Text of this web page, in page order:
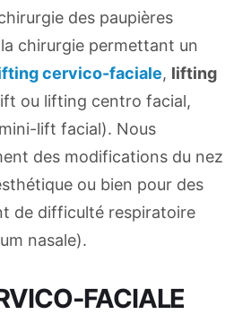
des paupières
chirurgie permettant un
cervico-faciale, lifting
ou lifting centro facial,
lift facial). Nous
des modifications du nez
ou bien pour des
de difficulté respiratoire
nasale).
FACIALE